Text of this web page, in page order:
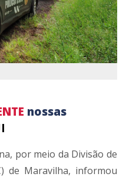
nossas
por meio da Divisão de
de Maravilha, informou